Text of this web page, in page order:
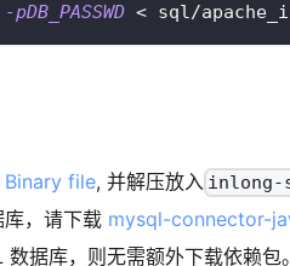
-pDB_PASSWD < sql/
file, 并解压放入 inlong-
，请下载 mysql-connector-
据库，则无需额外下载依赖包。